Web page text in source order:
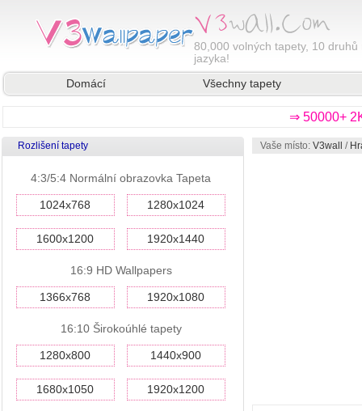
80,000 volných tapety, 10 druhů
jazyka!
Domácí
Všechny tapety
⇒ 50000+
Rozlišení tapety
4:3/5:4 Normální obrazovka Tapeta
1024x768 1280x1024
1600x1200 1920x1440
16:9 HD Wallpapers
1366x768 1920x1080
16:10 Širokoúhlé tapety
1280x800 1440x900
1680x1050 1920x1200
Vaše místo: V3wall /